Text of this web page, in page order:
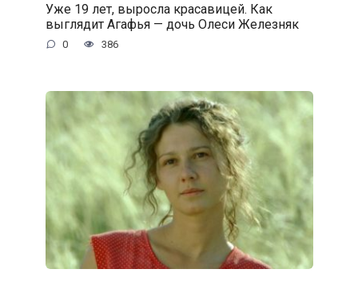
Уже 19 лет, выросла красавицей. Как
выглядит Агафья — дочь Олеси Железняк
0 386